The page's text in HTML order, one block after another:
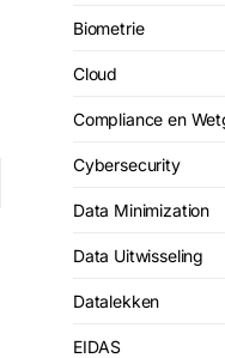
Biometrie
Cloud
Compliance en
Cybersecurity
Data Minimization
Data Uitwisseling
Datalekken
EIDAS